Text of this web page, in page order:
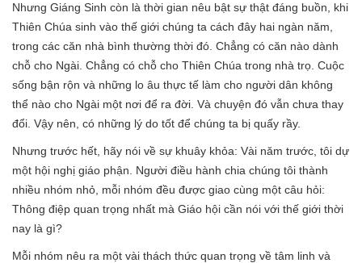
Nhưng Giáng Sinh còn là thời gian nêu bật sự thật đáng buồn, khi
Thiên Chúa sinh vào thế giới chúng ta cách đây hai ngàn năm,
trong các căn nhà bình thường thời đó. Chẳng có căn nào dành
chỗ cho Ngài. Chẳng có chỗ cho Thiên Chúa trong nhà trọ. Cuộc
sống bận rộn và những lo âu thực tế làm cho người dân không
thể nào cho Ngài một nơi để ra đời. Và chuyện đó vẫn chưa thay
đổi. Vậy nên, có những lý do tốt để chúng ta bị quấy rầy.
Nhưng trước hết, hãy nói về sự khuây khỏa: Vài năm trước, tôi dự
một hội nghị giáo phận. Người điều hành chia chúng tôi thành
nhiều nhóm nhỏ, mỗi nhóm đều được giao cùng một câu hỏi:
Thông điệp quan trọng nhất mà Giáo hội cần nói với thế giới thời
nay là gì?
Mỗi nhóm nêu ra một vài thách thức quan trọng về tâm linh và